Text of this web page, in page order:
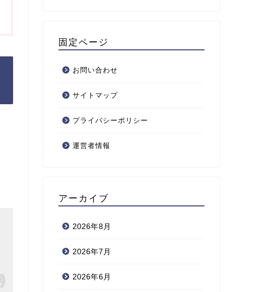
固定ページ
お問い合わせ
サイトマップ
プライバシーポリシー
運営者情報
アーカイブ
2026年8月
2026年7月
2026年6月